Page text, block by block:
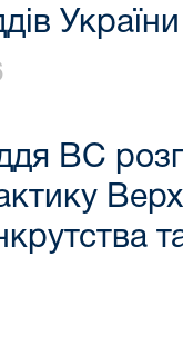
України
ВС